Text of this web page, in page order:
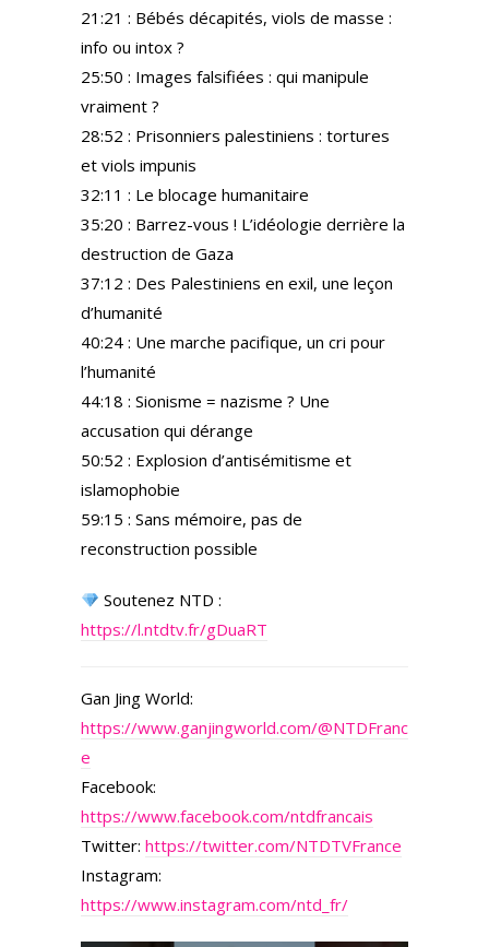
21:21 : Bébés décapités, viols de masse :
info ou intox ?
25:50 : Images falsifiées : qui manipule
vraiment ?
28:52 : Prisonniers palestiniens : tortures
et viols impunis
32:11 : Le blocage humanitaire
35:20 : Barrez-vous ! L’idéologie derrière la
destruction de Gaza
37:12 : Des Palestiniens en exil, une leçon
d’humanité
40:24 : Une marche pacifique, un cri pour
l’humanité
44:18 : Sionisme = nazisme ? Une
accusation qui dérange
50:52 : Explosion d’antisémitisme et
islamophobie
59:15 : Sans mémoire, pas de
reconstruction possible
Soutenez NTD :
https://l.ntdtv.fr/gDuaRT
Gan Jing World:
https://www.ganjingworld.com/@NTDFranc
e
Facebook:
https://www.facebook.com/ntdfrancais
Twitter: https://twitter.com/NTDTVFrance
Instagram:
https://www.instagram.com/ntd_fr/